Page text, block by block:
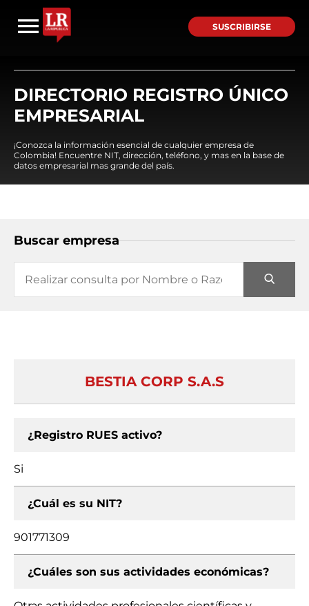
SUSCRIBIRSE
DIRECTORIO REGISTRO ÚNICO
EMPRESARIAL
¡Conozca la información esencial de cualquier empresa de
Colombia! Encuentre NIT, dirección, teléfono, y mas en la base de
datos empresarial mas grande del país.
Buscar empresa
BESTIA CORP S.A.S
¿Registro RUES activo?
Si
¿Cuál es su NIT?
901771309
¿Cuáles son sus actividades económicas?